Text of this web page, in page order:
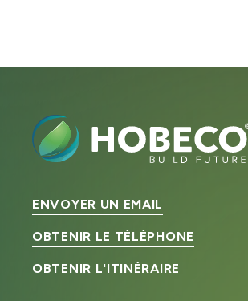
ENVOYER UN EMAIL
OBTENIR LE TÉLÉPHONE
OBTENIR L'ITINÉRAIRE